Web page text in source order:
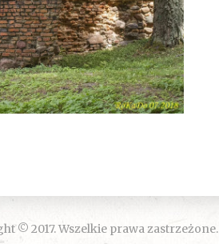
© 2017. Wszelkie prawa zastrzeżone.